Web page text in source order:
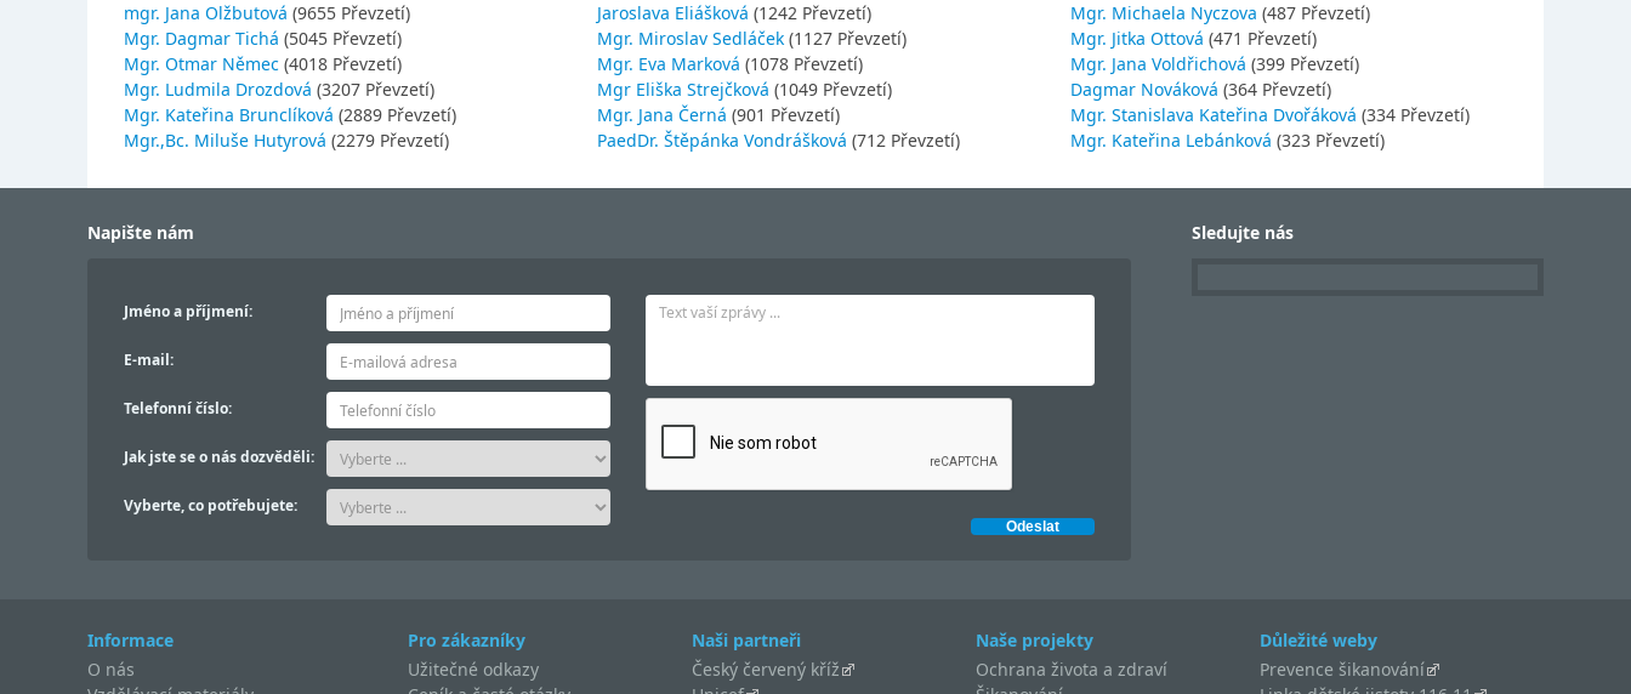
mgr. Jana Olžbutová (9655 Převzetí)
Mgr. Dagmar Tichá (5045 Převzetí)
Mgr. Otmar Němec (4018 Převzetí)
Mgr. Ludmila Drozdová (3207 Převzetí)
Mgr. Kateřina Brunclíková (2889 Převzetí)
Mgr.,Bc. Miluše Hutyrová (2279 Převzetí)
Jaroslava Eliášková (1242 Převzetí)
Mgr. Miroslav Sedláček (1127 Převzetí)
Mgr. Eva Marková (1078 Převzetí)
Mgr Eliška Strejčková (1049 Převzetí)
Mgr. Jana Černá (901 Převzetí)
PaedDr. Štěpánka Vondrášková (712 Převzetí)
Mgr. Michaela Nyczova (487 Převzetí)
Mgr. Jitka Ottová (471 Převzetí)
Mgr. Jana Voldřichová (399 Převzetí)
Dagmar Nováková (364 Převzetí)
Mgr. Stanislava Kateřina Dvořáková (334 Převzetí)
Mgr. Kateřina Lebánková (323 Převzetí)
Napište nám
Jméno a příjmení:
E-mail:
Telefonní číslo:
Jak jste se o nás dozvěděli:
Vyberte, co potřebujete:
Sledujte nás
Informace
O nás
Pro zákazníky
Užitečné odkazy
Naši partneři
Český červený kříž
Naše projekty
Ochrana života a zdraví
Důležité weby
Prevence šikanování